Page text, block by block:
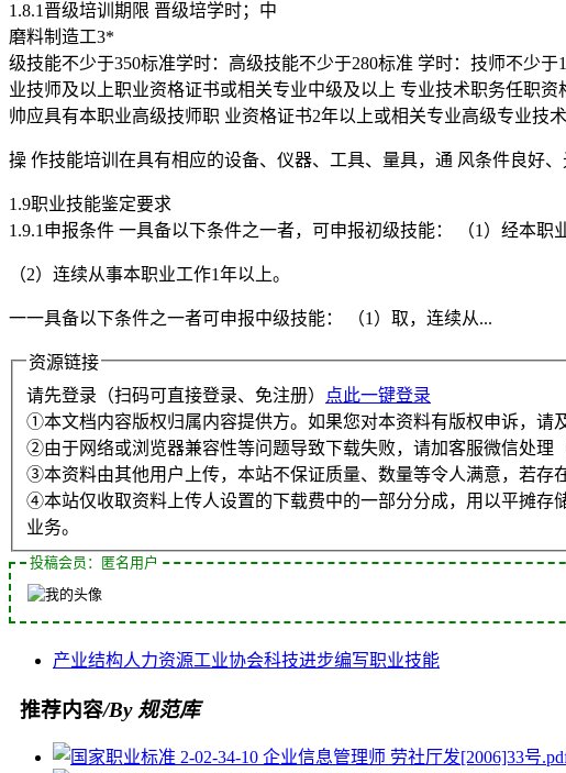
1.8.1晋级培训期限 晋级培学时；中
磨料制造工3*
级技能不少于350标准学时：高级技能不少于280标准 学时：技师不少
业技师及以上职业资格证书或相关专业中级及以上 专业技术职务任职
帅应具有本职业高级技师职 业资格证书2年以上或相关专业高级专业技
操 作技能培训在具有相应的设备、仪器、工具、量具，通 风条件良好
1.9职业技能鉴定要求
1.9.1申报条件 一具备以下条件之一者，可申报初级技能： （1）经本
（2）连续从事本职业工作1年以上。
一一具备以下条件之一者可申报中级技能： （1）取，连续从...
资源链接
请先登录（扫码可直接登录、免注册）
点此一键登录
①本文档内容版权归属内容提供方。如果您对本资料有版权申诉，请
②由于网络或浏览器兼容性等问题导致下载失败，请加客服微信处理
③本资料由其他用户上传，本站不保证质量、数量等令人满意，若存
④本站仅收取资料上传人设置的下载费中的一部分分成，用以平摊存
业务。
投稿会员：匿名用户
产业结构人力资源工业协会科技进步编写职业技能
推荐内容/By 规范库